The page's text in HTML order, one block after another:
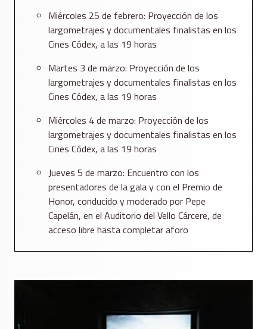
Miércoles 25 de febrero: Proyección de los
largometrajes y documentales finalistas en los
Cines Códex, a las 19 horas
Martes 3 de marzo: Proyección de los
largometrajes y documentales finalistas en los
Cines Códex, a las 19 horas
Miércoles 4 de marzo: Proyección de los
largometrajes y documentales finalistas en los
Cines Códex, a las 19 horas
Jueves 5 de marzo: Encuentro con los
presentadores de la gala y con el Premio de
Honor, conducido y moderado por Pepe
Capelán, en el Auditorio del Vello Cárcere, de
acceso libre hasta completar aforo